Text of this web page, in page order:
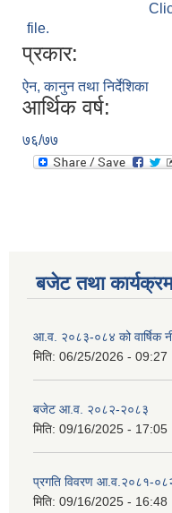
file.
प्रकार:
ऐन, कानुन तथा निर्देशिका
आर्थिक वर्ष:
७६/७७
बजेट तथा कार्यक्रम
आ.व. २०८३-०८४ को वार्षिक
मिति: 06/25/2026 - 09:27
बजेट आ.व. २०८२-२०८३
मिति: 09/16/2025 - 17:05
प्रगति विवरण आ.व.२०८१-
मिति: 09/16/2025 - 16:48